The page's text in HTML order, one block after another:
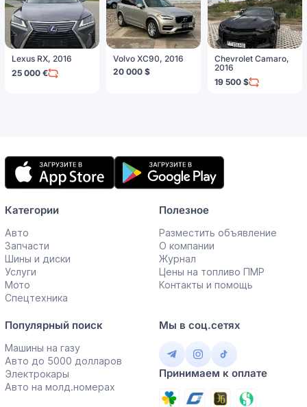
Lexus RX, 2016
25 000 €
Volvo XC90, 2016
20 000 $
Chevrolet Camaro,
2016
19 500 $
Мобильное
приложение
Категории
Авто
Запчасти
Шины и диски
Услуги
Мото
Спецтехника
Полезное
Разместить объявление
О компании
Журнал
Цены на топливо ПМР
Контакты и помощь
Популярный поиск
Машины на газу
Авто до 5000 долларов
Электрокары
Авто на молд.номерах
Мы в соц.сетях
Принимаем к оплате